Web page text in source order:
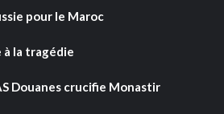
pour le Maroc
à la tragédie
Douanes crucifie Monastir